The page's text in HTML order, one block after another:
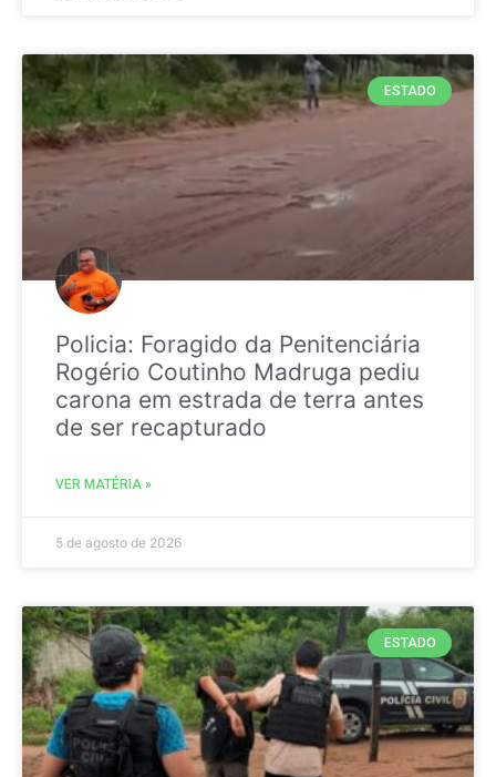
ESTADO
Policia: Foragido da Penitenciária
Rogério Coutinho Madruga pediu
carona em estrada de terra antes
de ser recapturado
VER MATÉRIA »
5 de agosto de 2026
ESTADO